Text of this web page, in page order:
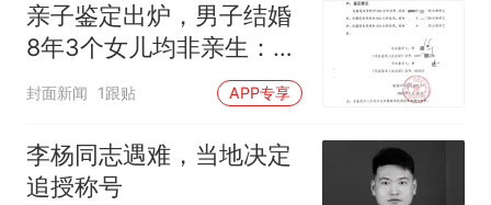
亲子鉴定出炉，男子结婚
8年3个女儿均非亲生：已
向妻子提起诉讼，要求离
婚、返还抚育开支并赔偿
精神抚慰金
封面新闻 1跟贴 APP专享
李杨同志遇难，当地决定
追授称号